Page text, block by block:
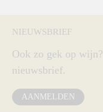
NIEUWSBRIEF
Ook zo gek op
nieuwsbrief.
AANMELDEN